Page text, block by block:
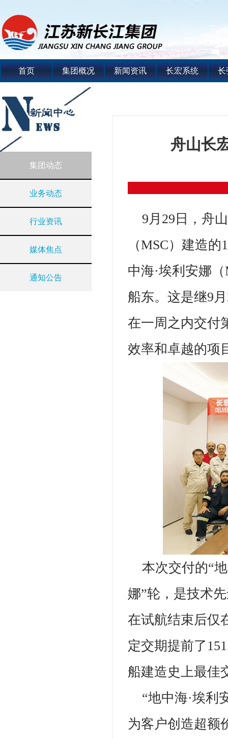
首页 集团概况 新闻资讯 长宏系统 长
集团动态
业务动态
行业资讯
媒体焦点
通知公告
舟山长
9月29日，舟
（MSC）建造
中海·埃利安娜
船东。这是继9
在一周之内交付
效率和卓越的项
本次交付的“
娜”轮，是技术
在试航结束后仅
定交期提前了
船建造史上最佳
“地中海·埃利
为客户创造超额